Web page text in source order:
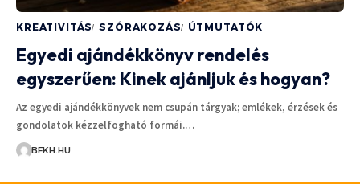
KREATIVITÁS SZÓRAKOZÁS ÚTMUTATÓK
Egyedi ajándékkönyv rendelés
egyszerűen: Kinek ajánljuk és hogyan?
Az egyedi ajándékkönyvek nem csupán tárgyak; emlékek, érzések és
gondolatok kézzelfogható formái.…
BFKH.HU